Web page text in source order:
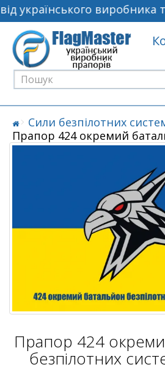
українського виробника
Сили безпілотних
Прапор 424 окремий
Прапор 424
безпілотних